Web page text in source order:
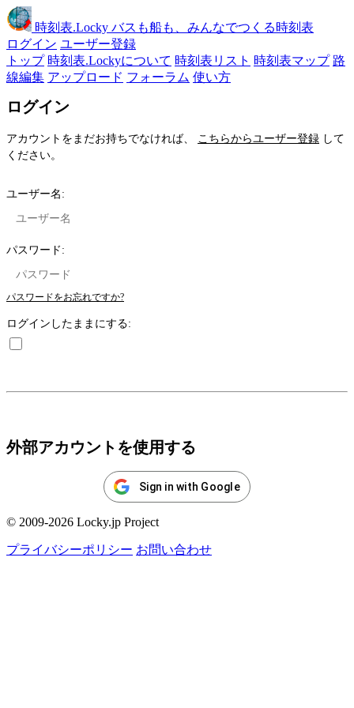
時刻表.Locky バスも船も、みんなでつくる時刻表
ログイン ユーザー登録
トップ 時刻表.Lockyについて 時刻表リスト 時刻表マップ 路
線編集 アップロード フォーラム 使い方
ログイン
アカウントをまだお持ちでなければ、 こちらからユーザー登録 して
ください。
ユーザー名:
パスワード:
パスワードをお忘れですか?
ログインしたままにする:
外部アカウントを使用する
Sign in with Google
© 2009-2026 Locky.jp Project
プライバシーポリシー お問い合わせ